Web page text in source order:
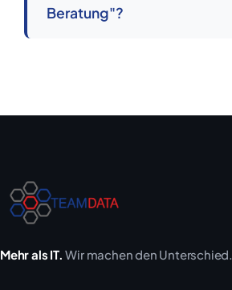
Beratung"?
Mehr als IT. Wir machen den Unterschied.